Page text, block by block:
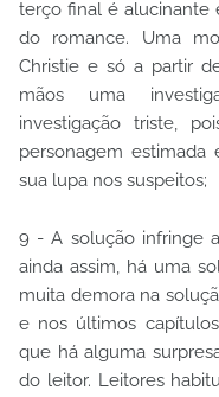
terço final é alucinante
do romance. Uma
Christie e só a partir
mãos uma
investigação triste,
personagem
sua lupa nos suspeitos;
9 - A solução infringe
ainda assim, há uma
muita demora na
e nos últimos
que há alguma
do leitor. Leitores